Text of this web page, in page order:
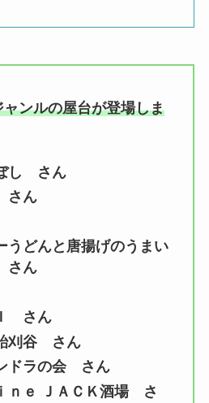
ンルの屋台が登場しま
し さん
さん
うどんと唐揚げのうまい
さん
さん
刈谷 さん
ドラの会 さん
ｎｅ ＪＡＣＫ酒場 さ